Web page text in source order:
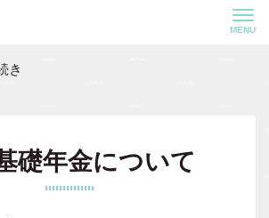
MENU
き
礎年金について